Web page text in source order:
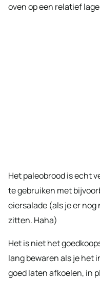
oven op een relatief
Het paleobrood is echt
te gebruiken met
eiersalade (als je er
zitten. Haha)
Het is niet het
lang bewaren als je het
goed laten afkoelen, in